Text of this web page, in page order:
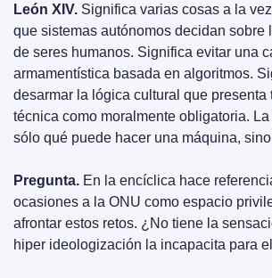
León XIV. Significa varias cosas a la
que sistemas autónomos decidan sobre
de seres humanos. Significa evitar una
armamentística basada en algoritmos.
desarmar la lógica cultural que presenta
técnica como moralmente obligatoria.
sólo qué puede hacer una máquina,
Pregunta. En la encíclica hace
ocasiones a la ONU como espacio
afrontar estos retos. ¿No tiene la
hiper ideologización la incapacita para